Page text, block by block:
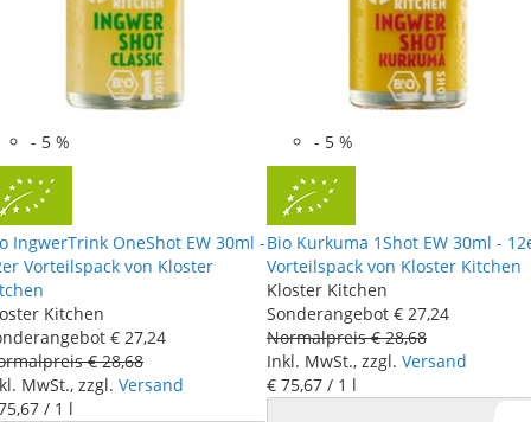
- 5 %
IngwerTrink OneShot EW 30ml -
Vorteilspack von Kloster
Kitchen
€ 27,24
€ 28,68
MwSt., zzgl. Versand
,67 / 1 l
- 5 %
Bio Kurkuma 1Shot EW 30ml -
Vorteilspack von Kloster Kitchen
Kloster Kitchen
Sonderangebot € 27,24
Normalpreis € 28,68
Inkl. MwSt., zzgl. Versand
€ 75,67 / 1 l